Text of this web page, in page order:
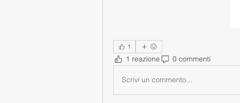
1
1 reazione 0 commenti
Scrivi un commento...